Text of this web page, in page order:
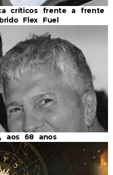
críticos frente a frente
Flex Fuel
aos 68 anos